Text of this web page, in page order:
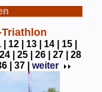
12 | 13 | 14 |
15 |
24 | 25 | 26 | 27 |
28
| 37 | weiter